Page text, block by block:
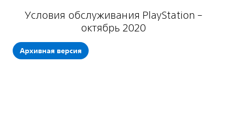
Условия обслуживания PlayStation –
октябрь 2020
Архивная версия